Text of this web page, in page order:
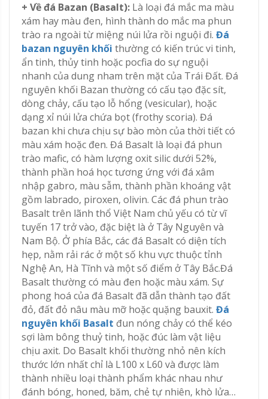
+ Về đá Bazan (Basalt): Là loại đá mắc ma màu
xám hay màu đen, hình thành do mắc ma phun
trào ra ngoài từ miệng núi lửa rồi nguội đi. Đá
bazan nguyên khối thường có kiến trúc vi tinh,
ẩn tinh, thủy tinh hoặc pocfia do sự nguội
nhanh của dung nham trên mặt của Trái Đất. Đá
nguyên khối Bazan thường có cấu tạo đặc sít,
dòng chảy, cấu tạo lỗ hổng (vesicular), hoặc
dạng xỉ núi lửa chứa bọt (frothy scoria). Đá
bazan khi chưa chịu sự bào mòn của thời tiết có
màu xám hoặc đen. Đá Basalt là loại đá phun
trào mafic, có hàm lượng oxit silic dưới 52%,
thành phần hoá học tương ứng với đá xâm
nhập gabro, màu sẫm, thành phần khoáng vật
gồm labrado, piroxen, olivin. Các đá phun trào
Basalt trên lãnh thổ Việt Nam chủ yếu có từ vĩ
tuyến 17 trở vào, đặc biệt là ở Tây Nguyên và
Nam Bộ. Ở phía Bắc, các đá Basalt có diện tích
hẹp, nằm rải rác ở một số khu vực thuộc tỉnh
Nghệ An, Hà Tĩnh và một số điểm ở Tây Bắc.Đá
Basalt thường có màu đen hoặc màu xám. Sự
phong hoá của đá Basalt đã dẫn thành tạo đất
đỏ, đất đỏ nâu màu mỡ hoặc quặng bauxit. Đá
nguyên khối Basalt đun nóng chảy có thể kéo
sợi làm bông thuỷ tinh, hoặc đúc làm vật liệu
chịu axit. Do Basalt khối thường nhỏ nên kích
thước lớn nhất chỉ là L100 x L60 và được làm
thành nhiều loại thành phẩm khác nhau như
đánh bóng, honed, băm, chẻ tự nhiên, khò lửa…